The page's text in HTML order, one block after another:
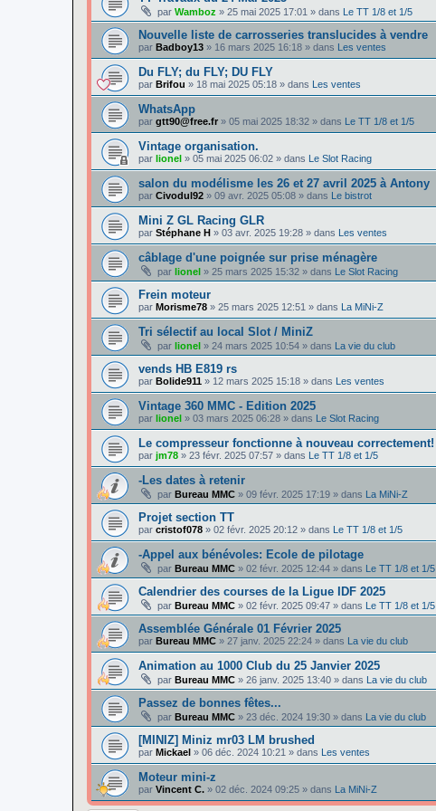
par Wamboz » 25 mai 2025 17:01 » dans Le TT 1/8 et 1/5
Nouvelle liste de carrosseries translucides à vendre
par Badboy13 » 16 mars 2025 16:18 » dans Les ventes
Du FLY; du FLY; DU FLY
par Brifou » 18 mai 2025 05:18 » dans Les ventes
WhatsApp
par gtt90@free.fr » 05 mai 2025 18:32 » dans Le TT 1/8 et 1/5
Vintage organisation.
par lionel » 05 mai 2025 06:02 » dans Le Slot Racing
salon du modélisme les 26 et 27 avril 2025 à Antony
par Civodul92 » 09 avr. 2025 05:08 » dans Le bistrot
Mini Z GL Racing GLR
par Stéphane H » 03 avr. 2025 19:28 » dans Les ventes
câblage d'une poignée sur prise ménagère
par lionel » 25 mars 2025 15:32 » dans Le Slot Racing
Frein moteur
par Morisme78 » 25 mars 2025 12:51 » dans La MiNi-Z
Tri sélectif au local Slot / MiniZ
par lionel » 24 mars 2025 10:54 » dans La vie du club
vends HB E819 rs
par Bolide911 » 12 mars 2025 15:18 » dans Les ventes
Vintage 360 MMC - Edition 2025
par lionel » 03 mars 2025 06:28 » dans Le Slot Racing
Le compresseur fonctionne à nouveau correctement!
par jm78 » 23 févr. 2025 07:57 » dans Le TT 1/8 et 1/5
-Les dates à retenir
par Bureau MMC » 09 févr. 2025 17:19 » dans La MiNi-Z
Projet section TT
par cristof078 » 02 févr. 2025 20:12 » dans Le TT 1/8 et 1/5
-Appel aux bénévoles: Ecole de pilotage
par Bureau MMC » 02 févr. 2025 12:44 » dans Le TT 1/8 et 1/5
Calendrier des courses de la Ligue IDF 2025
par Bureau MMC » 02 févr. 2025 09:47 » dans Le TT 1/8 et 1/5
Assemblée Générale 01 Février 2025
par Bureau MMC » 27 janv. 2025 22:24 » dans La vie du club
Animation au 1000 Club du 25 Janvier 2025
par Bureau MMC » 26 janv. 2025 13:40 » dans La vie du club
Passez de bonnes fêtes...
par Bureau MMC » 23 déc. 2024 19:30 » dans La vie du club
[MINIZ] Miniz mr03 LM brushed
par Mickael » 06 déc. 2024 10:21 » dans Les ventes
Moteur mini-z
par Vincent C. » 02 déc. 2024 09:25 » dans La MiNi-Z